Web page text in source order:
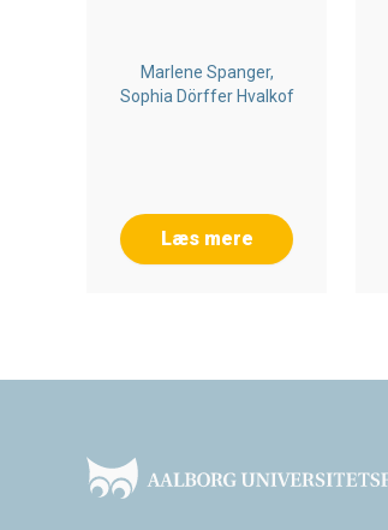
Marlene Spanger,
Sophia Dörffer Hvalkof
Læs mere